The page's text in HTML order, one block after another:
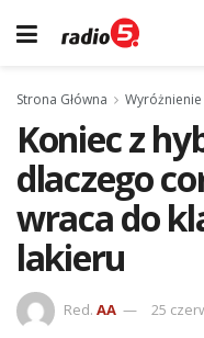
Strona Główna Wyróżnienie
Koniec z
dlaczego
wraca do
lakieru
Red. AA 25